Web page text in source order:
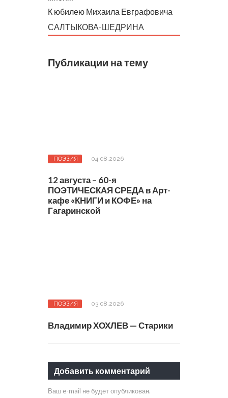
К юбилею Михаила Евграфовича
САЛТЫКОВА-ШЕДРИНА
Публикации на тему
ПОЭЗИЯ 04.08.2026
12 августа – 60-я
ПОЭТИЧЕСКАЯ СРЕДА в Арт-
кафе «КНИГИ и КОФЕ» на
Гагаринской
ПОЭЗИЯ 03.08.2026
Владимир ХОХЛЕВ — Старики
Добавить комментарий
Ваш e-mail не будет опубликован.